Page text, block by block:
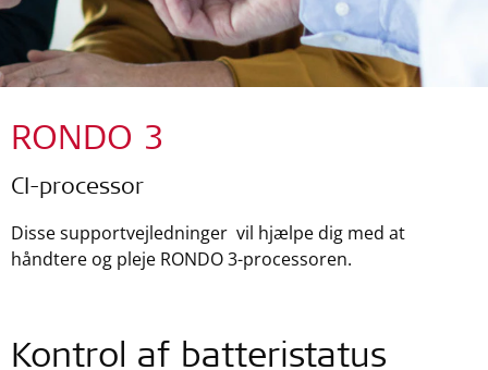
RONDO 3
CI-processor
Disse supportvejledninger vil hjælpe dig med at
håndtere og pleje RONDO 3-processoren.
Kontrol af batteristatus